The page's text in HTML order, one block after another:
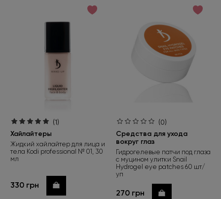
(1)
Хайлайтеры
Жидкий хайлайтер для лица и
тела Kodi professional № 01, 30
мл
330 грн Купить
(0)
Средства для ухода
вокруг глаз
Гидрогелевые патчи под глаза
с муцином улитки Snail
Hydrogel eye patches 60 шт/
уп
270 грн Купить